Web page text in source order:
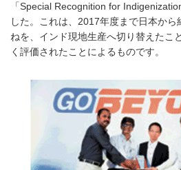
「Special Recognition for
した。これは、2017年度まで日本か
ねを、インド現地生産へ切り替えたこ
く評価されたことによるものです。